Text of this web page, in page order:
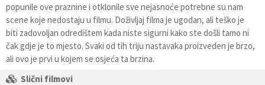
popunile ove praznine i otklonile sve nejasnoće potrebne su nam
scene koje nedostaju u filmu. Doživljaj filma je ugodan, ali teško je
biti zadovoljan odredištem kada niste sigurni kako ste došli tamo ni
čak gdje je to mjesto. Svaki od tih triju nastavaka proizveden je brzo,
ali ovo je prvi u kojem se osjeća ta brzina.
Slični filmovi